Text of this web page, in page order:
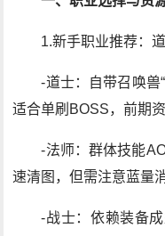
1.新手职业推荐：
-道士：自带召唤兽
适合单刷BOSS，前期资
-法师：群体技能
速清图，但需注意蓝量
-战士：依赖装备